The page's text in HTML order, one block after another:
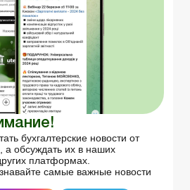
бухгалтерские новости от
а обсуждать их в наших
платформах.
самые важные новости